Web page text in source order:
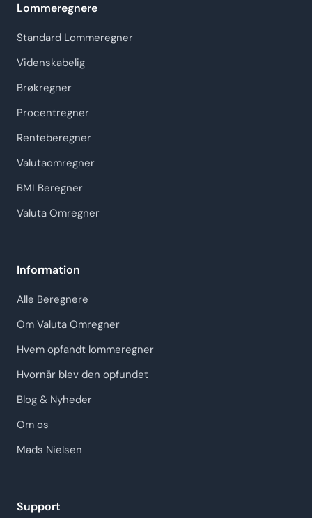
Lommeregnere
Standard Lommeregner
Videnskabelig
Brøkregner
Procentregner
Renteberegner
Valutaomregner
BMI Beregner
Valuta Omregner
Information
Alle Beregnere
Om Valuta Omregner
Hvem opfandt lommeregner
Hvornår blev den opfundet
Blog & Nyheder
Om os
Mads Nielsen
Support